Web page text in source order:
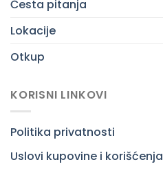
Česta pitanja
Lokacije
Otkup
KORISNI LINKOVI
Politika privatnosti
Uslovi kupovine i korišćenja